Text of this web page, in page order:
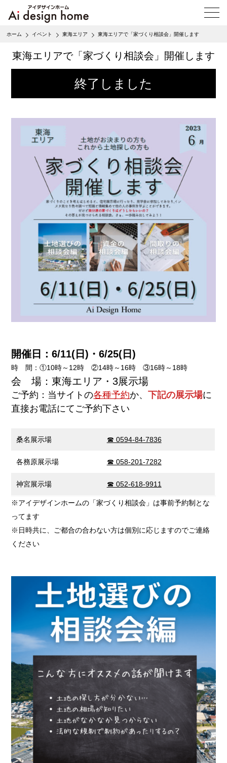
メ
ニ
開
く
ホーム イベント 東海エリア 東海エリアで「家づくり相談会」開催します
東海エリアで「家づくり相談会」開催します
開催日：6/11(日)・6/25(日)
時 間：①10時～12時 ②14時～16時 ③16時～18時
会 場：東海エリア・3展示場
ご予約：当サイトの各種予約か、下記の展示場に
直接お電話にてご予約下さい
桑名展示場 ☎ 0594-84-7836
各務原展示場 ☎ 058-201-7282
神宮展示場 ☎ 052-618-9911
※アイデザインホームの「家づくり相談会」は事前予約制とな
ってます
※日時共に、ご都合の合わない方は個別に応じますのでご連絡
ください